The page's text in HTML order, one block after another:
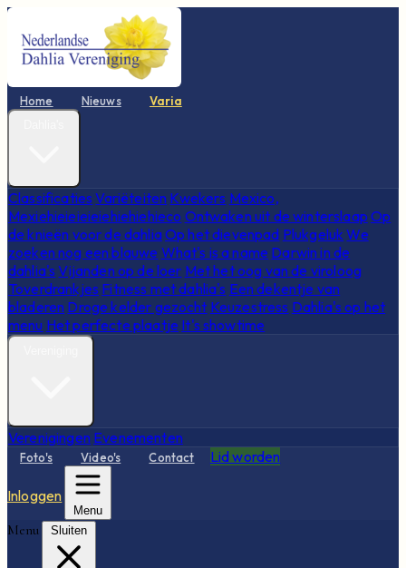
Home Nieuws Varia
Classificaties Variëteiten Kwekers Mexico,
Mexiehieieieieiehiehiehieco Ontwaken uit de winterslaap Op
de knieën voor de dahliaOp het dievenpad Plukgeluk We
zoeken nog een blauwe What's is a name Darwin in de
dahlia's Vijanden op de loer Met het oog van de viroloog
Toverdrankjes Fitness met dahlia's Een dekentje van
bladeren Droge kelder gezocht Keuzestress Dahlia's op het
menu Het perfecte plaatje It's showtime
Verenigingen Evenementen
Foto's Video's Contact Lid worden
Inloggen
Menu
Menu Sluiten